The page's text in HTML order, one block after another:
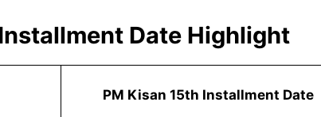
Date Highlight
PM Kisan 15th Installment Date